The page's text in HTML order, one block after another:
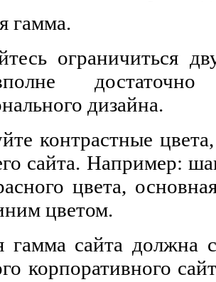
гамма.
ограничиться
достаточно
дизайна.
контрастные
сайта. Например:
цвета,
цветом.
гамма сайта должна
корпоративного